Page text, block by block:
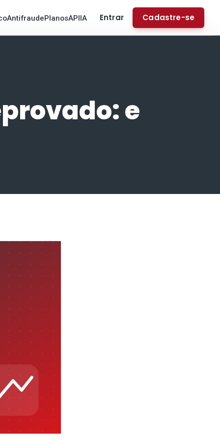
AntifraudePlanosAPIIA Entrar Cadastre-se
e